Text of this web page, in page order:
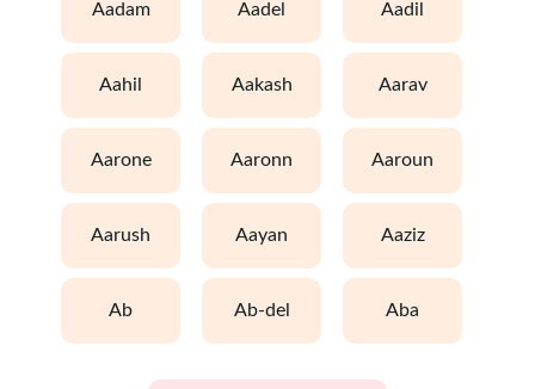
aadam aadel aadil
aahil aakash aarav
aarone aaronn aaroun
aarush aayan aaziz
ab ab-del aba